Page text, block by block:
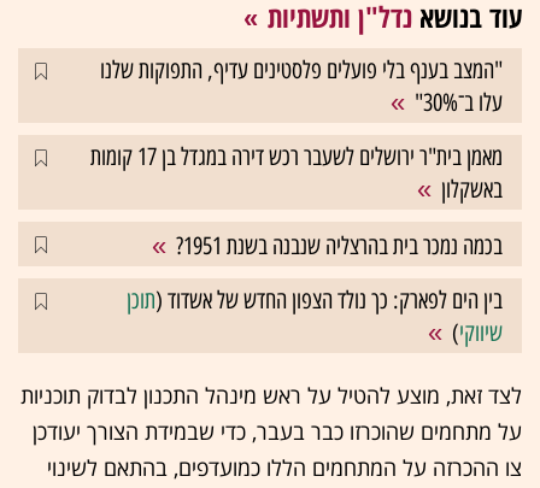
עוד בנושא נדל"ן ותשתיות
"המצב בענף בלי פועלים פלסטינים עדיף, התפוקות שלנו
עלו ב־30%"
מאמן בית"ר ירושלים לשעבר רכש דירה במגדל בן 17 קומות
באשקלון
בכמה נמכר בית בהרצליה שנבנה בשנת 1951?
בין הים לפארק: כך נולד הצפון החדש של אשדוד (תוכן
שיווקי)
לצד זאת, מוצע להטיל על ראש מינהל התכנון לבדוק תוכניות
על מתחמים שהוכרזו כבר בעבר, כדי שבמידת הצורך יעודכן
צו ההכרזה על המתחמים הללו כמועדפים, בהתאם לשינוי